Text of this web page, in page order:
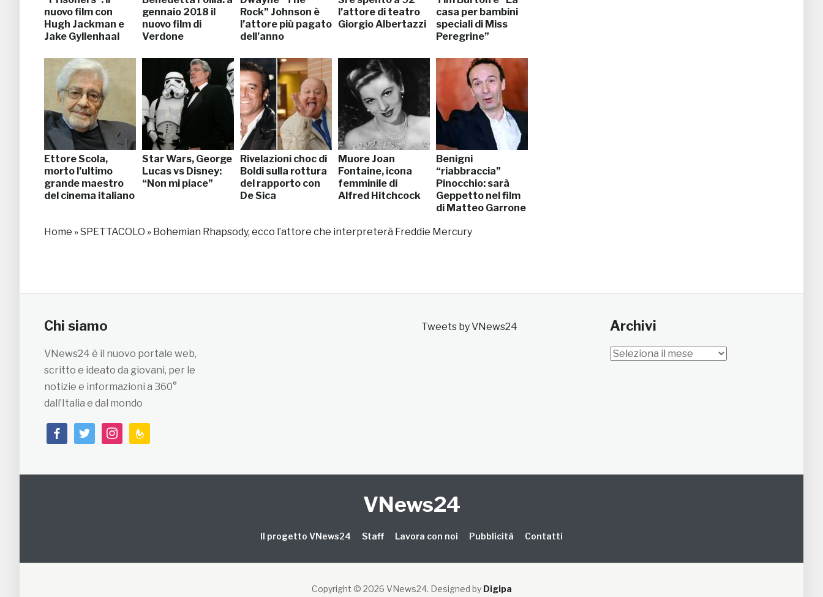
nuovo film con
Hugh Jackman e
Jake Gyllenhaal
gennaio 2018 il
nuovo film di
Verdone
Rock” Johnson è
l’attore più pagato
dell’anno
l’attore di teatro
Giorgio Albertazzi
casa per bambini
speciali di Miss
Peregrine”
Ettore Scola,
morto l’ultimo
grande maestro
del cinema italiano
Star Wars, George
Lucas vs Disney:
“Non mi piace”
Rivelazioni choc di
Boldi sulla rottura
del rapporto con
De Sica
Muore Joan
Fontaine, icona
femminile di
Alfred Hitchcock
Benigni
“riabbraccia”
Pinocchio: sarà
Geppetto nel film
di Matteo Garrone
Home »SPETTACOLO » Bohemian Rhapsody, ecco l’attore che interpreterà Freddie Mercury
Chi siamo
VNews24 è il nuovo portale web,
scritto e ideato da giovani, per le
notizie e informazioni a 360°
dall’Italia e dal mondo
facebooktwitterinstagramfeedburner
Tweets by VNews24 Archivi
Archivi
VNews24
Il progetto VNews24 Staff Lavora con noi Pubblicità Contatti
Copyright © 2026 VNews24. Designed by Digipa